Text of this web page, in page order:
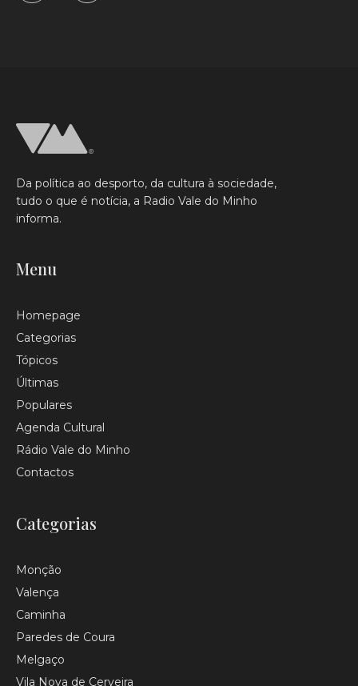
Da política ao desporto, da cultura à sociedade,
tudo o que é notícia, a Radio Vale do Minho
informa.
Menu
Homepage
Categorias
Tópicos
Últimas
Populares
Agenda Cultural
Rádio Vale do Minho
Contactos
Categorias
Monção
Valença
Caminha
Paredes de Coura
Melgaço
Vila Nova de Cerveira